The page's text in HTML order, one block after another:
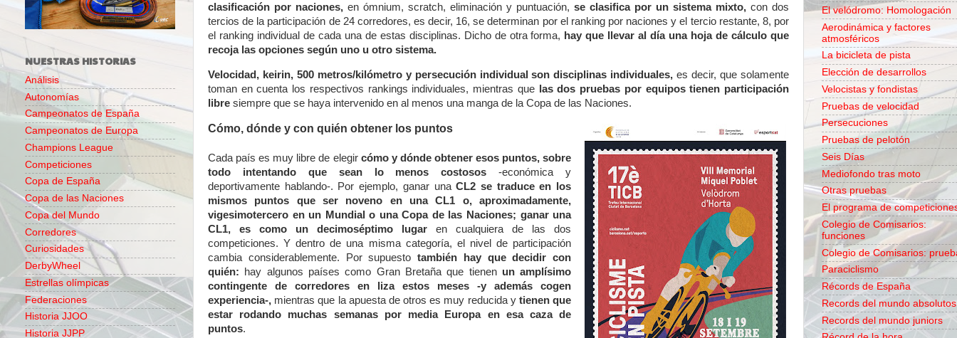
clasificación por naciones, en ómnium, scratch, eliminación y puntuación, se clasifica por un sistema mixto, con dos
tercios de la participación de 24 corredores, es decir, 16, se determinan por el ranking por naciones y el tercio restante, 8, por
el ranking individual de cada una de estas disciplinas. Dicho de otra forma, hay que llevar al día una hoja de cálculo que
recoja las opciones según uno u otro sistema.
Velocidad, keirin, 500 metros/kilómetro y persecución individual son disciplinas individuales, es decir, que solamente
toman en cuenta los respectivos rankings individuales, mientras que
las dos pruebas por equipos tienen participación
libre siempre que se haya intervenido en al menos una manga de la Copa de las Naciones.
Cómo, dónde y con quién obtener los puntos
Cada país es muy libre de elegir cómo y dónde obtener esos puntos, sobre
todo intentando que sean lo menos costosos -económica y
deportivamente hablando-. Por ejemplo, ganar unaCL2 se traduce en los
mismos puntos que ser noveno en una CL1 o, aproximadamente,
vigesimotercero en un Mundial o una Copa de las Naciones; ganar una
CL1, es como un decimoséptimo lugar en cualquiera de las dos
competiciones. Y dentro de una misma categoría, el nivel de participación
cambia considerablemente. Por supuestotambién hay que decidir con
quién: hay algunos países como Gran Bretaña que tienen un amplísimo
contingente de corredores en liza estos meses -y además cogen
experiencia-, mientras que la apuesta de otros es muy reducida y tienen que
estar rodando muchas semanas por media Europa en esa caza de
puntos.
NUESTRAS HISTORIAS
Análisis
Autonomías
Campeonatos de España
Campeonatos de Europa
Champions League
Competiciones
Copa de España
Copa de las Naciones
Copa del Mundo
Corredores
Curiosidades
DerbyWheel
Estrellas olímpicas
Federaciones
Historia JJOO
Historia JJPP
El velódromo: Homologación
Aerodinámica y factores
atmosféricos
La bicicleta de pista
Elección de desarrollos
Velocistas y fondistas
Pruebas de velocidad
Persecuciones
Pruebas de pelotón
Seis Días
Mediofondo tras moto
Otras pruebas
El programa de
Colegio de Comisarios:
funciones
Colegio de Comisarios:
Paraciclismo
Récords de España
Records del mundo absolutos
Records del mundo juniors